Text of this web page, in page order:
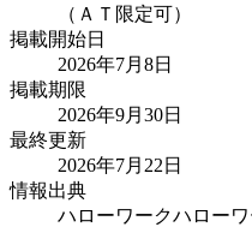
（ＡＴ限定可）
掲載開始日
2026年7月8日
掲載期限
2026年9月30日
最終更新
2026年7月22日
情報出典
ハローワークハローワ